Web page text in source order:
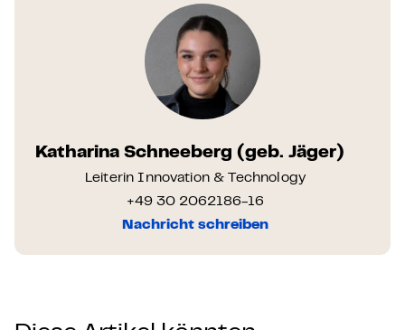
Katharina Schneeberg (geb. Jäger)
Leiterin Innovation & Technology
+49 30 2062186-16
Nachricht schreiben